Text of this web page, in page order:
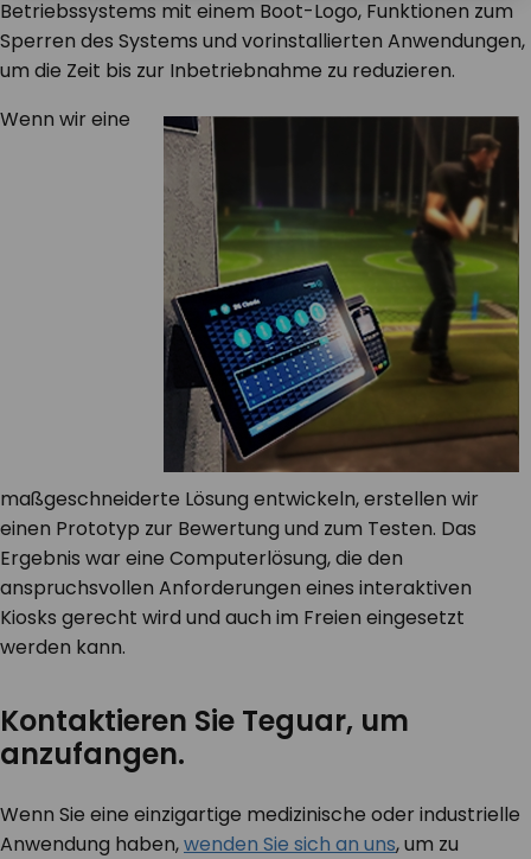
Betriebssystems mit einem Boot-Logo, Funktionen zum
Sperren des Systems und vorinstallierten Anwendungen,
um die Zeit bis zur Inbetriebnahme zu reduzieren.
Wenn wir eine
maßgeschneiderte Lösung entwickeln, erstellen wir
einen Prototyp zur Bewertung und zum Testen. Das
Ergebnis war eine Computerlösung, die den
anspruchsvollen Anforderungen eines interaktiven
Kiosks gerecht wird und auch im Freien eingesetzt
werden kann.
Kontaktieren Sie Teguar, um
anzufangen.
Wenn Sie eine einzigartige medizinische oder industrielle
Anwendung haben,wenden Sie sich an uns, um zu